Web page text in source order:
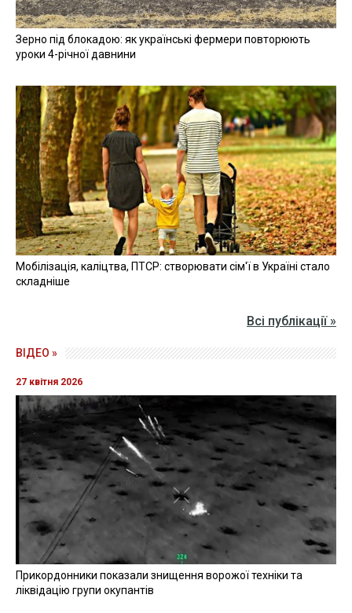
Зерно під блокадою: як українські фермери повторюють
уроки 4-річної давнини
Мобілізація, каліцтва, ПТСР: створювати сім'ї в Україні стало
складніше
Всі публікації »
ВІДЕО »
27 квітня 2026
Прикордонники показали знищення ворожої техніки та
ліквідацію групи окупантів